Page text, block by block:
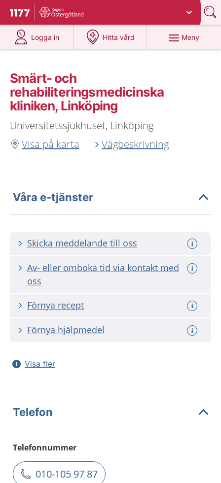
Till startsidan för 1177
Du har valt region
Logga in
på 1177.se
Hitta vård
på 1177.se
Meny
Smärt- och
rehabiliteringsmedicinska
kliniken, Linköping
Universitetssjukhuset, Linköping
Visa på karta
Vägbeskrivning
Våra e-tjänster
Skicka meddelande till oss
Av- eller omboka tid via kontakt med
oss
Förnya recept
Förnya hjälpmedel
Visa fler
Telefon
Telefonnummer
010-105 97 87